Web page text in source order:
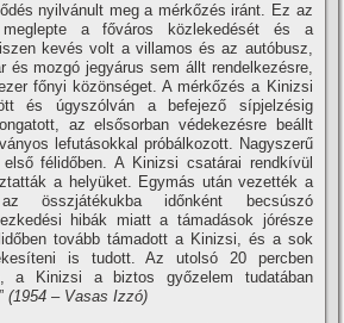
nyilvánult meg a mérkőzés iránt. Ez az
meglepte a főváros közlekedését és a
kevés volt a villamos és az autóbusz,
és mozgó jegyárus sem állt rendelkezésre,
főnyi közönséget. A mérkőzés a Kinizsi
és úgyszólván a befejező sí­pjelzésig
az elsősorban védekezésre beállt
lefutásokkal próbálkozott. Nagyszerű
félidőben. A Kinizsi csatárai rendkí­vül
a helyüket. Egymás után vezették a
összjátékukba időnként becsúszó
hibák miatt a támadások jórésze
tovább támadott a Kinizsi, és a sok
is tudott. Az utolsó 20 percben
a Kinizsi a biztos győzelem tudatában
(1954 – Vasas Izzó)